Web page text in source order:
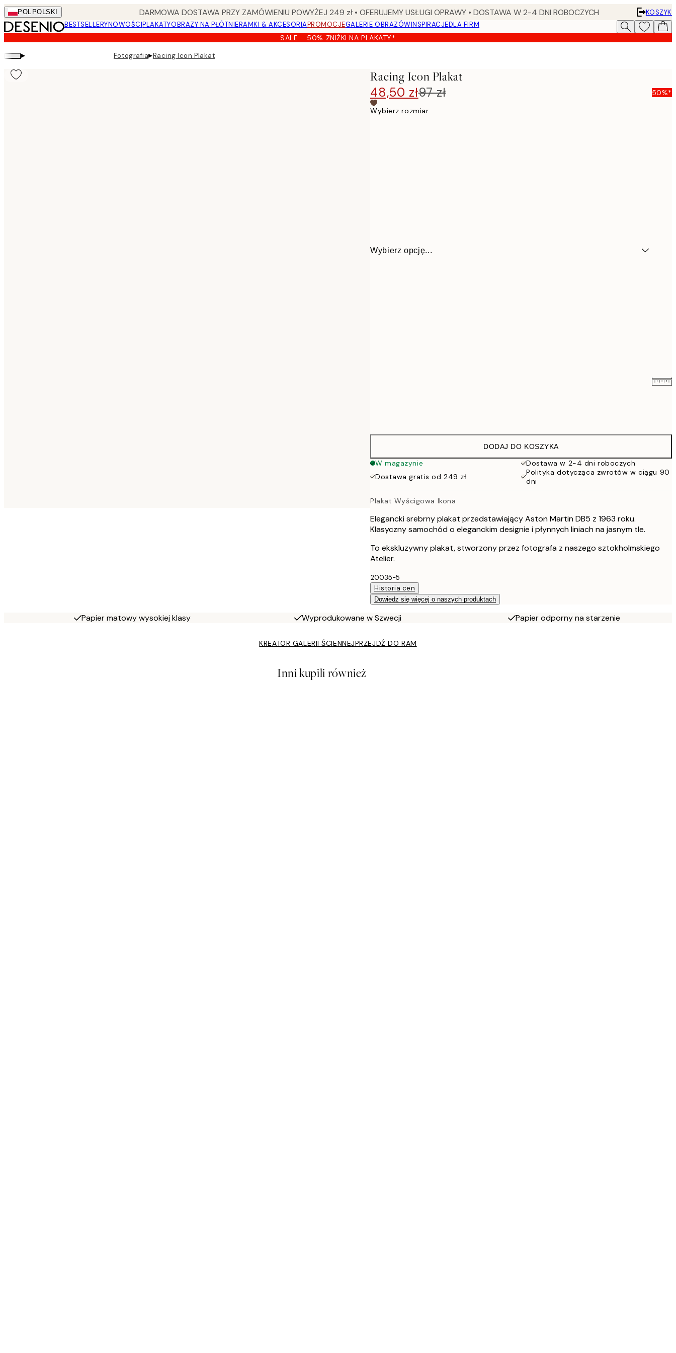
Skip
to
main
content.
POL POLSKI DARMOWA DOSTAWA PRZY ZAMÓWIENIU POWYŻEJ 249 zł • OFERUJEMY USŁUGI OPRAWY • DOSTAWA W 2-4 DNI ROBOCZYCH
KOSZYK
BESTSELLERYNOWOŚCIPLAKATYOBRAZY NA PŁÓTNIERAMKI & AKCESORIAPROMOCJEGALERIE OBRAZÓWINSPIRACJEDLA FIRM
SALE - 50% ZNIŻKI NA PLAKATY*
▸ Fotografia▸Racing Icon Plakat
Racing Icon Plakat
48,50 zł97 zł 50%*
Wybierz rozmiar
Wybierz opcję...
152 zł
DODAJ DO KOSZYKA
W magazynie
Dostawa w 2-4 dni roboczych
Dostawa gratis od 249 zł
Polityka dotycząca zwrotów w ciągu 90
dni
Plakat Wyścigowa Ikona
Elegancki srebrny plakat przedstawiający Aston Martin DB5 z 1963 roku.
Klasyczny samochód o eleganckim designie i płynnych liniach na jasnym tle.
To ekskluzywny plakat, stworzony przez fotografa z naszego sztokholmskiego
Atelier.
20035-5
Historia cen
Dowiedz się więcej o naszych produktach
Papier matowy wysokiej klasy Wyprodukowane w Szwecji Papier odporny na starzenie
KREATOR GALERII ŚCIENNEJPRZEJDŹ DO RAM
Inni kupili również